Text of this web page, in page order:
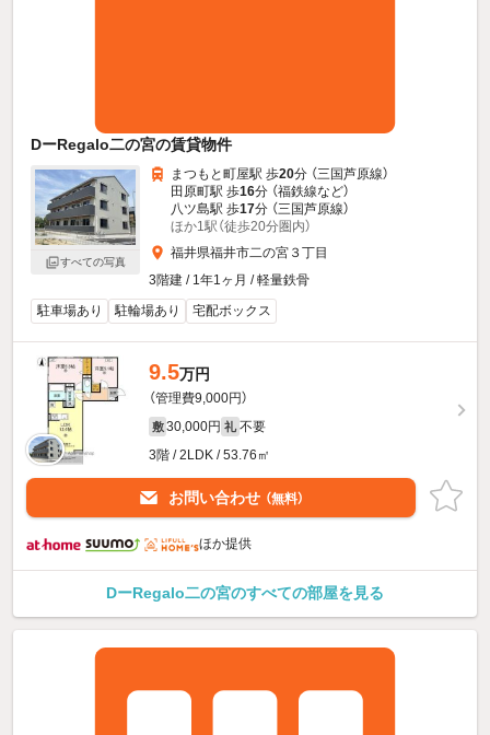
DーRegalo二の宮の賃貸物件
すべての写真
まつもと町屋駅 歩20分 （三国芦原線）
田原町駅 歩16分 （福鉄線など）
八ツ島駅 歩17分 （三国芦原線）
ほか1駅（徒歩20分圏内）
福井県福井市二の宮３丁目
3階建 / 1年1ヶ月 / 軽量鉄骨
駐車場あり
駐輪場あり 宅配ボックス
9.5万円
（管理費9,000円）
敷 30,000円 礼 不要
3階 / 2LDK / 53.76㎡
お問い合わせ （無料）
ほか提供
DーRegalo二の宮のすべての部屋を見る